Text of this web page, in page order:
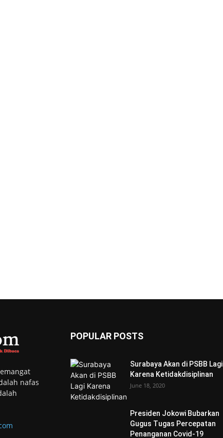
nafas
POPULAR POSTS
Surabaya Akan di PSBB Lagi
Karena Ketidakdisiplinan
June 18, 2020
Presiden Jokowi Bubarkan
Gugus Tugas Percepatan
Penanganan Covid-19